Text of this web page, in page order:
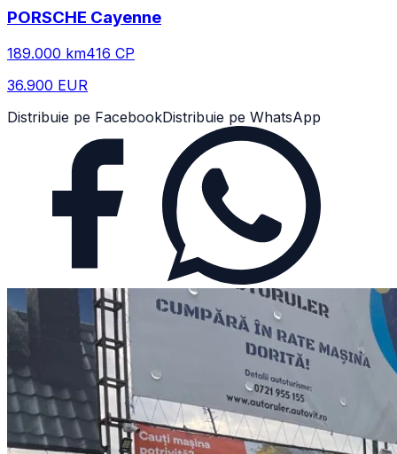
PORSCHE Cayenne
189.000 km416 CP
36.900 EUR
Distribuie pe FacebookDistribuie pe WhatsApp